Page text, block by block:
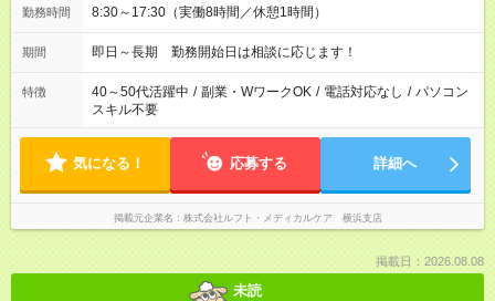
勤務時間 8:30～17:30（実働8時間／休憩1時間）
期間 即日～長期 勤務開始日は相談に応じます！
特徴 40～50代活躍中 / 副業・WワークOK / 電話対応なし / パソコン
スキル不要
気になる！ 応募する 詳細へ
掲載元企業名 株式会社ルフト・メディカルケア 横浜支店
掲載日：2026.08.08
未読